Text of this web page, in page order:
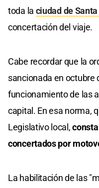
toda la ciudad de Santa
concertación del viaje.
Cabe recordar que la
sancionada en octubre
funcionamiento de las
capital. En esa norma,
Legislativo local,
concertados por
La habilitación de las